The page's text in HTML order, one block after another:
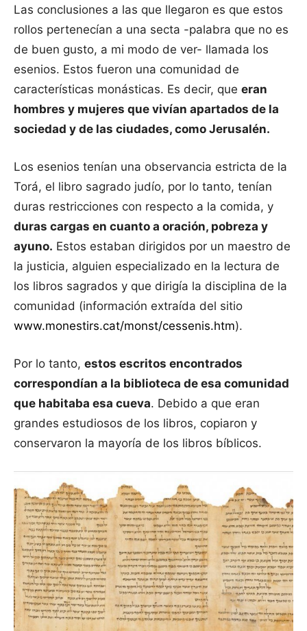
Las conclusiones a las que llegaron es que estos
rollos pertenecían a una secta -palabra que no es
de buen gusto, a mi modo de ver- llamada los
esenios. Estos fueron una comunidad de
características monásticas. Es decir, que eran
hombres y mujeres que vivían apartados de la
sociedad y de las ciudades, como Jerusalén.
Los esenios tenían una observancia estricta de la
Torá, el libro sagrado judío, por lo tanto, tenían
duras restricciones con respecto a la comida, y
duras cargas en cuanto a oración, pobreza y
ayuno. Estos estaban dirigidos por un maestro de
la justicia, alguien especializado en la lectura de
los libros sagrados y que dirigía la disciplina de la
comunidad (información extraída del sitio
www.monestirs.cat/monst/cessenis.htm).
Por lo tanto, estos escritos encontrados
correspondían a la biblioteca de esa comunidad
que habitaba esa cueva. Debido a que eran
grandes estudiosos de los libros, copiaron y
conservaron la mayoría de los libros bíblicos.